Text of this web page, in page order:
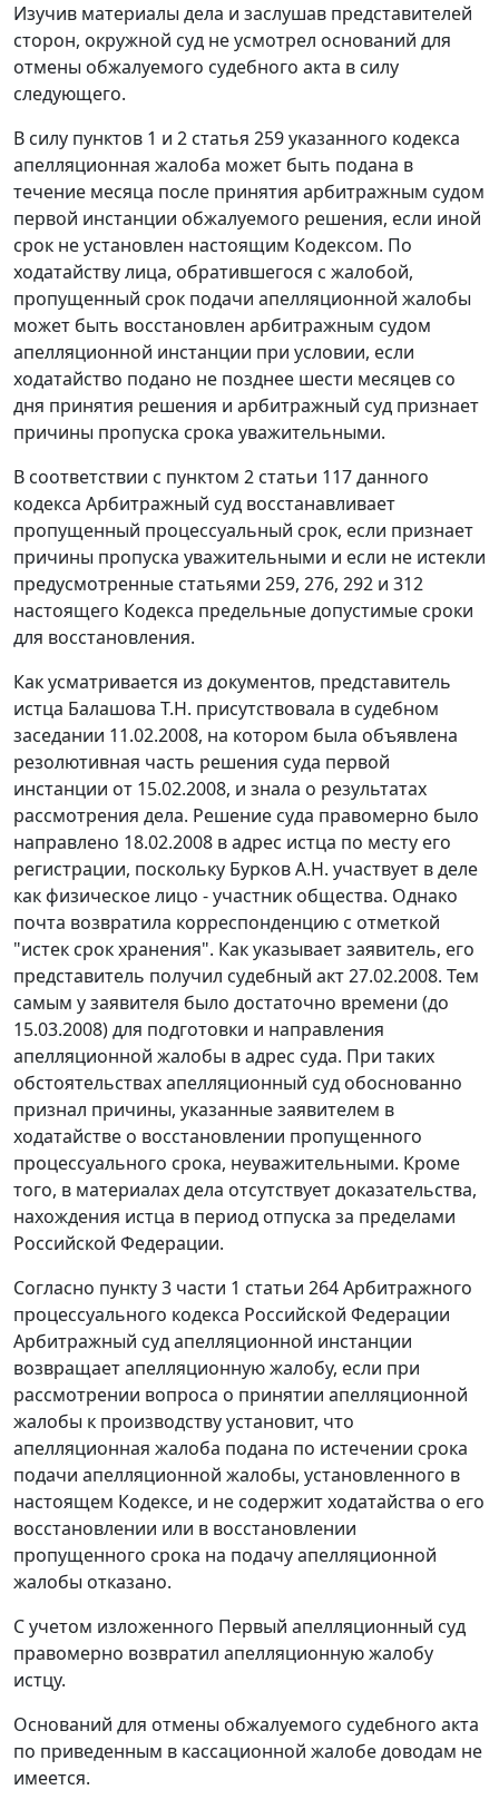
Изучив материалы дела и заслушав представителей
сторон, окружной суд не усмотрел оснований для
отмены обжалуемого судебного акта в силу
следующего.
В силу пунктов 1 и 2 статья 259указанного кодекса
апелляционная жалоба может быть подана в
течение месяца после принятия арбитражным судом
первой инстанции обжалуемого решения, если иной
срок не установлен настоящим Кодексом. По
ходатайству лица, обратившегося с жалобой,
пропущенный срок подачи апелляционной жалобы
может быть восстановлен арбитражным судом
апелляционной инстанции при условии, если
ходатайство подано не позднее шести месяцев со
дня принятия решения и арбитражный суд признает
причины пропуска срока уважительными.
В соответствии с пунктом 2 статьи 117данного
кодекса Арбитражный суд восстанавливает
пропущенный процессуальный срок, если признает
причины пропуска уважительными и если не истекли
предусмотренные статьями 259, 276, 292 и 312
настоящего Кодекса предельные допустимые сроки
для восстановления.
Как усматривается из документов, представитель
истца Балашова Т.Н. присутствовала в судебном
заседании 11.02.2008, на котором была объявлена
резолютивная часть решения суда первой
инстанции от 15.02.2008, и знала о результатах
рассмотрения дела. Решение суда правомерно было
направлено 18.02.2008 в адрес истца по месту его
регистрации, поскольку Бурков А.Н. участвует в деле
как физическое лицо - участник общества. Однако
почта возвратила корреспонденцию с отметкой
"истек срок хранения". Как указывает заявитель, его
представитель получил судебный акт 27.02.2008. Тем
самым у заявителя было достаточно времени (до
15.03.2008) для подготовки и направления
апелляционной жалобы в адрес суда. При таких
обстоятельствах апелляционный суд обоснованно
признал причины, указанные заявителем в
ходатайстве о восстановлении пропущенного
процессуального срока, неуважительными. Кроме
того, в материалах дела отсутствует доказательства,
нахождения истца в период отпуска за пределами
Российской Федерации.
Согласно пункту 3 части 1 статьи 264Арбитражного
процессуального кодекса Российской Федерации
Арбитражный суд апелляционной инстанции
возвращает апелляционную жалобу, если при
рассмотрении вопроса о принятии апелляционной
жалобы к производству установит, что
апелляционная жалоба подана по истечении срока
подачи апелляционной жалобы, установленного в
настоящем Кодексе, и не содержит ходатайства о его
восстановлении или в восстановлении
пропущенного срока на подачу апелляционной
жалобы отказано.
С учетом изложенного Первый апелляционный суд
правомерно возвратил апелляционную жалобу
истцу.
Оснований для отмены обжалуемого судебного акта
по приведенным в кассационной жалобе доводам не
имеется.